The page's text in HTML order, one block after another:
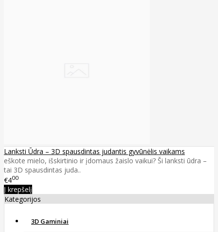
Lanksti Ūdra – 3D spausdintas judantis gyvūnėlis vaikams
eškote mielo, išskirtinio ir įdomaus žaislo vaikui? Ši lanksti ūdra –
tai 3D spausdintas juda..
€400
Į krepšelį
Kategorijos
3D Gaminiai